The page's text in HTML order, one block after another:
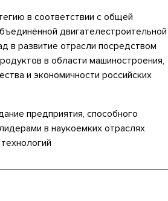
в соответствии с общей
двигателестроительной
в развитие отрасли посредством
в области машиностроения,
и экономичности российских
предприятия, способного
в наукоемких отраслях